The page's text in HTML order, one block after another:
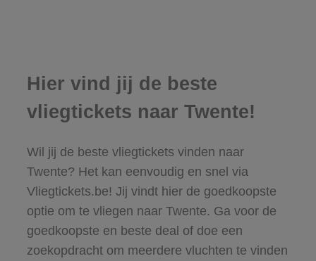
Hier vind jij de beste
vliegtickets naar Twente!
Wil jij de beste vliegtickets vinden naar
Twente? Het kan eenvoudig en snel via
Vliegtickets.be! Jij vindt hier de goedkoopste
optie om te vliegen naar Twente. Ga voor de
goedkoopste en beste deal of doe een
zoekopdracht om meerdere vluchten te vinden